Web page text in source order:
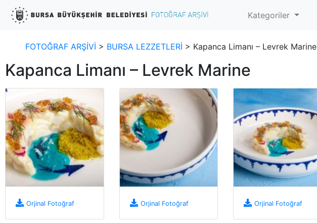
Kategoriler
FOTOĞRAF ARŞİVİ > BURSA LEZZETLERİ > Kapanca Limanı – Levrek Marine
Kapanca Limanı – Levrek Marine
Orjinal Fotoğraf Orjinal Fotoğraf Orjinal Fotoğraf